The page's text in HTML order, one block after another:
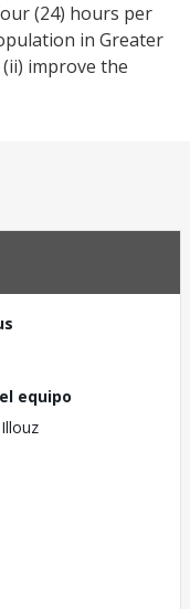
(24) hours per
in Greater
improve the
equipo